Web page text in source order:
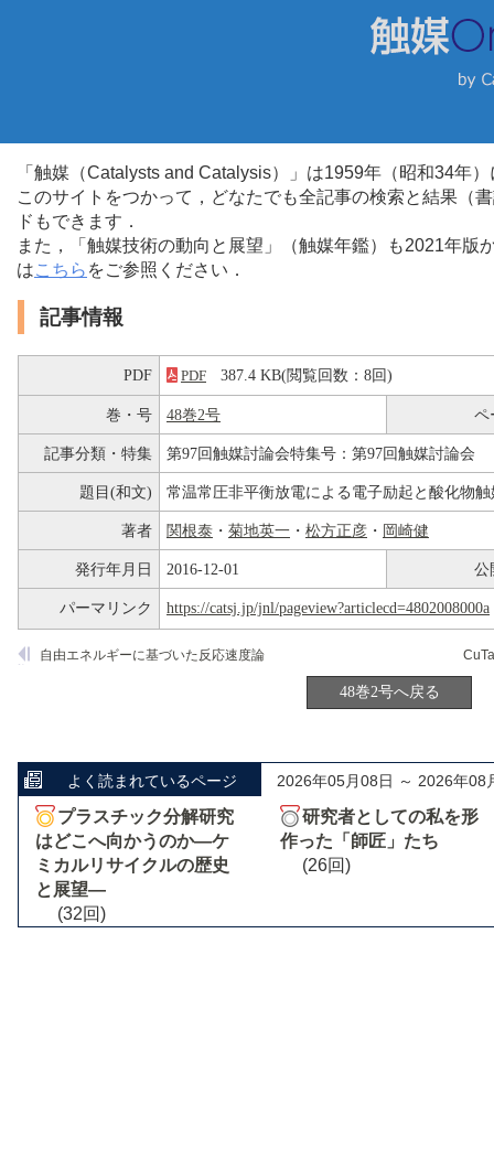
「触媒（Catalysts and Catalysis）」は1959年（昭和34年
このサイトをつかって，どなたでも全記事の検索と結果（
ドもできます．
また，「触媒技術の動向と展望」（触媒年鑑）も2021年
はこちら をご参照ください．
記事情報
PDF PDF 387.4 KB(閲覧回数：8回)
巻・号 48巻2号 ペ
記事分類・特集 第97回触媒討論会特集号：第97回触媒討論会
題目(和文) 常温常圧非平衡放電による電子励起と酸化物
著者 関根泰 ・ 菊地英一 ・ 松方正彦 ・ 岡崎健
発行年月日 2016-12-01 公
パーマリンク https://catsj.jp/jnl/pageview?articlecd=4802008000a
CuTa
自由エネルギーに基づいた反応速度論
48巻2号へ戻る
よく読まれているページ 2026年05月08日 ～ 2026年08
プラスチック分解研究
はどこへ向かうのか―ケ
ミカルリサイクルの歴史
と展望―
(32回)
研究者としての私を形
作った「師匠」たち
(26回)